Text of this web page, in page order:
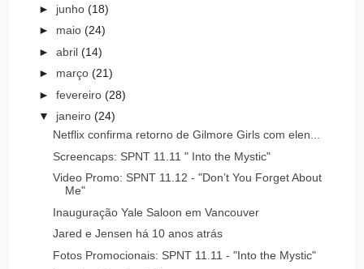
► junho (18)
► maio (24)
► abril (14)
► março (21)
► fevereiro (28)
▼ janeiro (24)
Netflix confirma retorno de Gilmore Girls com elen...
Screencaps: SPNT 11.11 " Into the Mystic"
Video Promo: SPNT 11.12 - "Don’t You Forget About
Me"
Inauguração Yale Saloon em Vancouver
Jared e Jensen há 10 anos atrás
Fotos Promocionais: SPNT 11.11 - "Into the Mystic"